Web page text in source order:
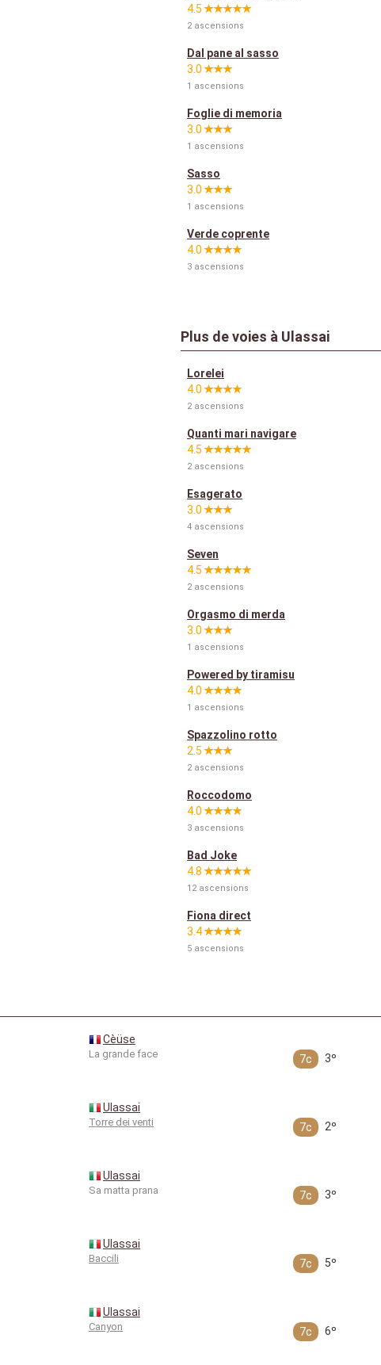
4.5
2 ascensions
Dal pane al sasso
3.0
1 ascensions
Foglie di memoria
3.0
1 ascensions
Sasso
3.0
1 ascensions
Verde coprente
4.0
3 ascensions
Plus de voies à Ulassai
Lorelei
4.0
2 ascensions
Quanti mari navigare
4.5
2 ascensions
Esagerato
3.0
4 ascensions
Seven
4.5
2 ascensions
Orgasmo di merda
3.0
1 ascensions
Powered by tiramisu
4.0
1 ascensions
Spazzolino rotto
2.5
2 ascensions
Roccodomo
4.0
3 ascensions
Bad Joke
4.8
12 ascensions
Fiona direct
3.4
5 ascensions
Cèüse
La grande face 7c 3º
Ulassai
Torre dei venti 7c 2º
Ulassai
Sa matta prana 7c 3º
Ulassai
Baccili 7c 5º
Ulassai
Canyon 7c 6º